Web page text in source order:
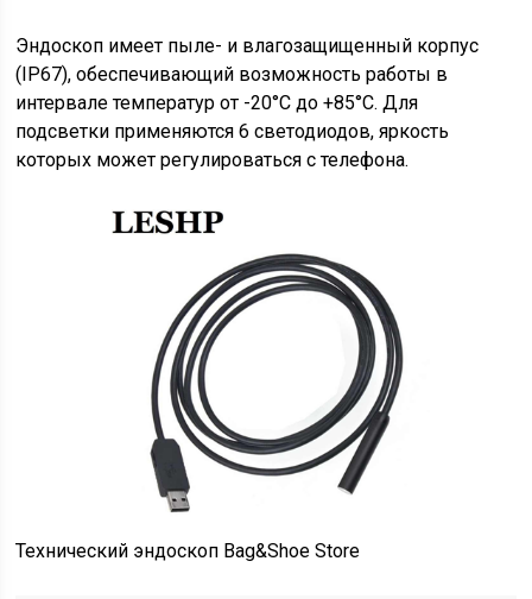
Эндоскоп имеет пыле- и влагозащищенный корпус
(IP67), обеспечивающий возможность работы в
интервале температур от -20°С до +85°С. Для
подсветки применяются 6 светодиодов, яркость
которых может регулироваться с телефона.
Технический эндоскоп Bag&Shoe Store